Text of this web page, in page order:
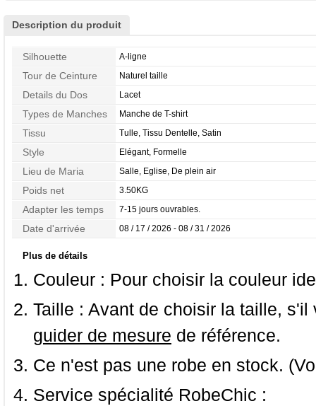
Description du produit
Silhouette A-ligne
Tour de Ceinture Naturel taille
Details du Dos Lacet
Types de Manches Manche de T-shirt
Tissu Tulle, Tissu Dentelle, Satin
Style Elégant, Formelle
Lieu de Maria Salle, Eglise, De plein air
Poids net 3.50KG
Adapter les temps 7-15 jours ouvrables.
Date d'arrivée 08 / 17 / 2026 - 08 / 31 / 2026
Plus de détails
Couleur : Pour choisir la couleur
Taille : Avant de choisir la taille,
guider de mesure de référence.
Ce n'est pas une robe en stock.
Service spécialité RobeChic :